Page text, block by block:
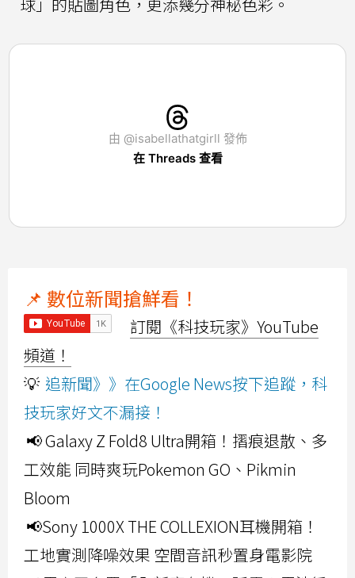
由 @isabellathatgirll 發佈
在 Threads 查看
📌 數位新聞搶鮮看！
訂閱《科技玩家》YouTube
頻道！
💡 追新聞》》在Google News按下追蹤，科
技玩家好文不漏接！
📢 Galaxy Z Fold8 Ultra開箱！摺痕退散、多
工效能 同時爽玩Pokemon GO、Pikmin
Bloom
📢Sony 1000X THE COLLEXION耳機開箱！
工地實測降噪效果 空間音訊秒置身電影院